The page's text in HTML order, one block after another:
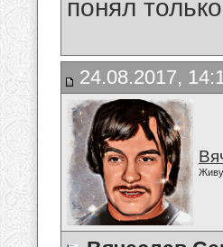
понял
24.08.2017,